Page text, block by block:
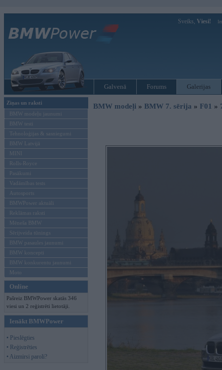
Sveiks, Viesi!
Galvenā Forums Galerijas
Ziņas un raksti
BMW modeļu jaunumi
BMW testi
Tehnoloģijas & sasniegumi
BMW Latvijā
MINI
Rolls-Royce
Pasākumi
Vadāmības tests
Autosports
BMWPower aktuāli
Reklāmas raksti
Mēneša BMW
Sērijveida tūnings
BMW pasaules jaunumi
BMW koncepti
BMW konkurentu jaunumi
Moto
Online
Pašreiz BMWPower skatās 346
viesi un 2 reģistrēti lietotāji.
Ienākt BMWPower
• Pieslēgties
• Reģistrēties
• Aizmirsi paroli?
BMW modeļi » BMW 7. sērija » F01 »